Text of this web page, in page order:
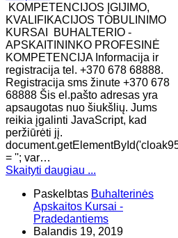
KOMPETENCIJOS ĮGIJIMO,
KVALIFIKACIJOS TOBULINIMO
KURSAI BUHALTERIO -
APSKAITININKO PROFESINĖ
KOMPETENCIJA Informacija ir
registracija tel. +370 678 68888.
Registracija sms žinute +370 678
68888 Šis el.pašto adresas yra
apsaugotas nuo šiukšlių. Jums
reikia įgalinti JavaScript, kad
peržiūrėti jį.
= ''; var…
Skaityti daugiau ...
Paskelbtas Buhalterinės
Apskaitos Kursai -
Pradedantiems
Balandis 19, 2019